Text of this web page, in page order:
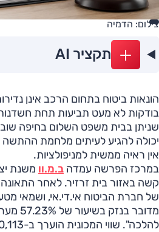
צילום: הדמיה
תקציר AI
הונאות ביטוח בתחום הרכב אינן
בודקות לא מעט תביעות תחת חשדנות
שניתן בבית משפט השלום בחיפה
יכולה להגיע לעיתים מלחמת ההתשה
אין ראיה ממשית למניפולציות.
במרכז הפרשה עמדה ב.מ.וו
קשה באזור בית זרזיר. לאחר התאונה
של חברת הביטוח אי.די.אי, ושמאי
מדובר
להלכה". שווי המכונית הוערך ב-280,113 שקלים.